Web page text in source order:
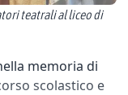
teatrali al liceo di
memoria di
scolastico e